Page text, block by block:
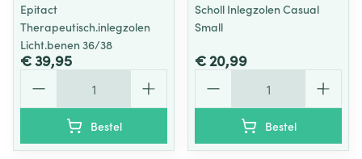
Epitact
Therapeutisch.inlegzolen
Licht.benen 36/38
€ 39,95
Bestel
Scholl Inlegzolen Casual
Small
€ 20,99
Bestel